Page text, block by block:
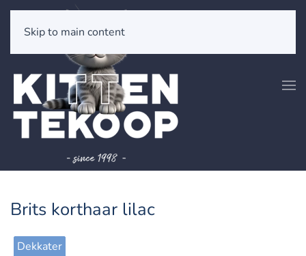
Skip to main content
Brits korthaar lilac
Dekkater